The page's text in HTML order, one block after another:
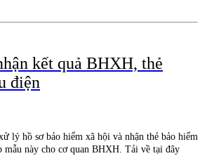
kết quả BHXH, thẻ
điện
lý hồ sơ bảo hiểm xã hội và nhận thẻ bảo hiểm
mẫu này cho cơ quan BHXH. Tải về tại đây